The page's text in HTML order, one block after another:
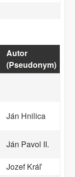
Autor
(Pseudonym)
Ján Hnilica
Ján Pavol II.
Jozef Kráľ